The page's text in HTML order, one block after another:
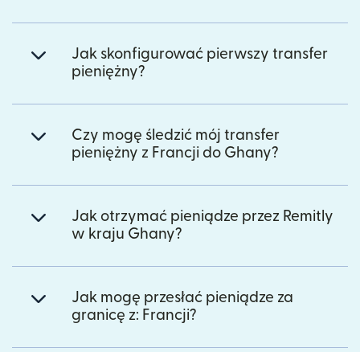
Jak skonfigurować pierwszy transfer
pieniężny?
Czy mogę śledzić mój transfer
pieniężny z Francji do Ghany?
Jak otrzymać pieniądze przez Remitly
w kraju Ghany?
Jak mogę przesłać pieniądze za
granicę z: Francji?